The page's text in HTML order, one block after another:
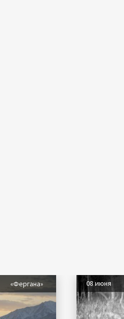
«Фергана» 08 июня